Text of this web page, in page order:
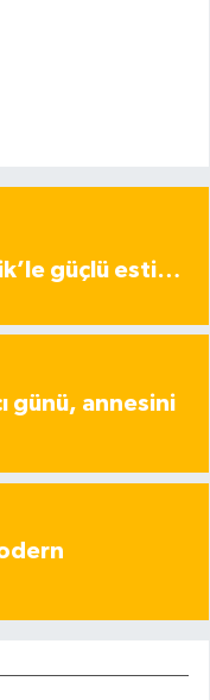
güçlü esti…
günü, annesini